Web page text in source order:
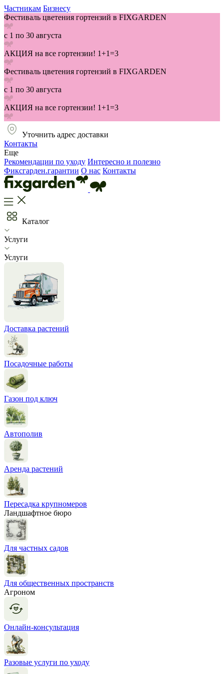
Частникам Бизнесу
Фестиваль цветения гортензий в FIXGARDEN
с 1 по 30 августа
АКЦИЯ на все гортензии! 1+1=3
Фестиваль цветения гортензий в FIXGARDEN
с 1 по 30 августа
АКЦИЯ на все гортензии! 1+1=3
Уточнить адрес доставки
Контакты
Еще
Рекомендации по уходу Интересно и полезно
Фиксгарден.гарантии О нас Контакты
Каталог
Услуги
Услуги
Доставка растений
Посадочные работы
Газон под ключ
Автополив
Аренда растений
Пересадка крупномеров
Ландшафтное бюро
Для частных садов
Для общественных пространств
Агроном
Онлайн-консультация
Разовые услуги по уходу